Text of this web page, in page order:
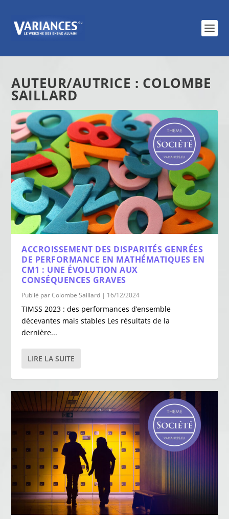
AUTEUR/AUTRICE : COLOMBE
SAILLARD
ACCROISSEMENT DES DISPARITÉS GENRÉES
DE PERFORMANCE EN MATHÉMATIQUES EN
CM1 : UNE ÉVOLUTION AUX
CONSÉQUENCES GRAVES
Publié parColombe Saillard | 16/12/2024
TIMSS 2023 : des performances d’ensemble
décevantes mais stables Les résultats de la
dernière...
LIRE LA SUITE